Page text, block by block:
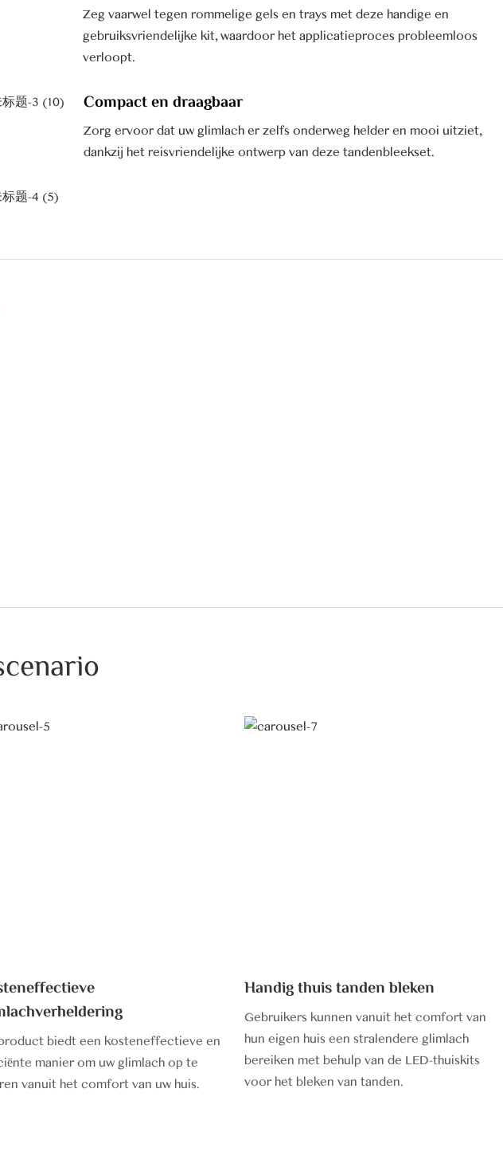
Zeg vaarwel tegen rommelige gels en trays met deze handige en
gebruiksvriendelijke kit, waardoor het applicatieproces probleemloos
verloopt.
Compact en draagbaar
Zorg ervoor dat uw glimlach er zelfs onderweg helder en mooi uitziet,
dankzij het reisvriendelijke ontwerp van deze tandenbleekset.
biedt een kosteneffectieve en
manier om uw glimlach op te
vanuit het comfort van uw huis.
Handig thuis tanden bleken
Gebruikers kunnen vanuit het comfort van
hun eigen huis een stralendere glimlach
bereiken met behulp van de LED-thuiskits
voor het bleken van tanden.